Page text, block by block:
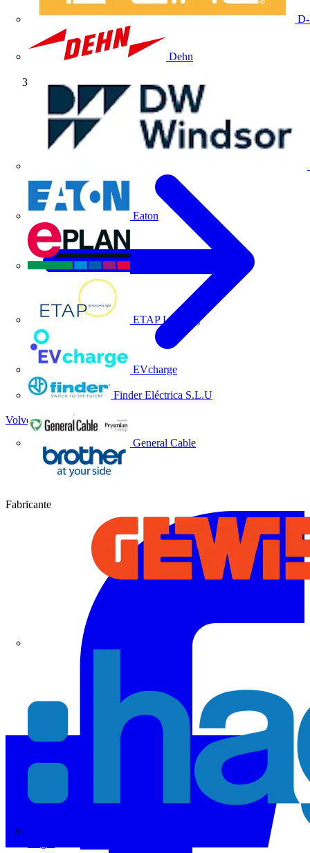
Dehn
Eaton
ETAP Lighting
EVcharge
Finder Eléctrica S.L.U
General Cable
Fabricante
Volver a Socios
Fabricante